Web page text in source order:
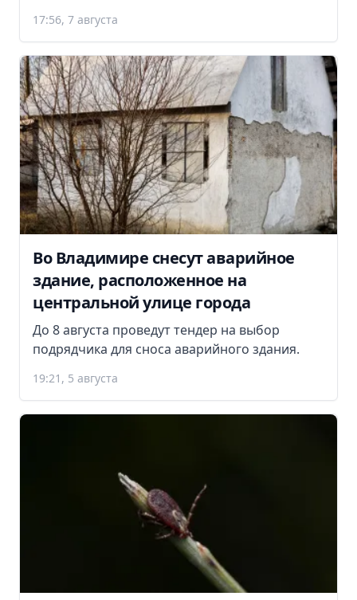
17:56, 7 августа
Во Владимире снесут аварийное
здание, расположенное на
центральной улице города
До 8 августа проведут тендер на выбор
подрядчика для сноса аварийного здания.
19:21, 5 августа